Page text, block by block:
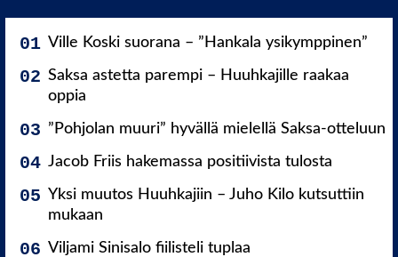
Ville Koski suorana – ”Hankala ysikymppinen”
Saksa astetta parempi – Huuhkajille raakaa
oppia
”Pohjolan muuri” hyvällä mielellä Saksa-otteluun
Jacob Friis hakemassa positiivista tulosta
Yksi muutos Huuhkajiin – Juho Kilo kutsuttiin
mukaan
Viljami Sinisalo fiilisteli tuplaa